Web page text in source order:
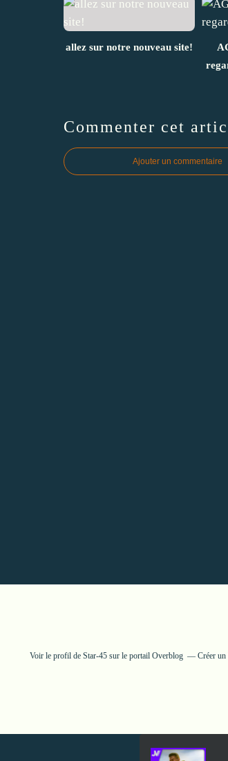
allez sur notre nouveau site!
Commenter cet
Ajouter un commentaire
Voir le profil de Star-45 sur le portail Overblog Créer